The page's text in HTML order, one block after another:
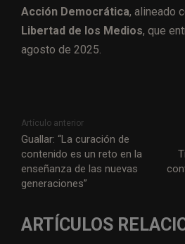
Acción Democrática, alineado
Libertad de los Medios, que
agosto de 2025.
Artículo anterior
Guallar: “La curación de
contenido es un reto en la
enseñanza de las nuevas
generaciones”
ARTÍCULOS